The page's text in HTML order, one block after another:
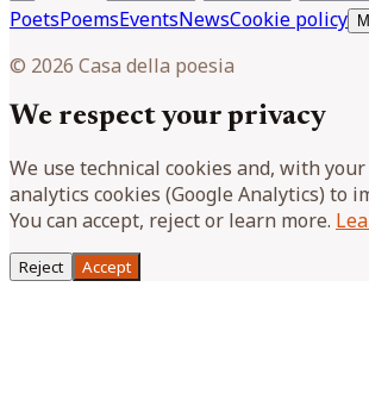
PoetsPoemsEventsNewsCookie policy
© 2026 Casa della poesia
We respect your privacy
We use technical cookies and, with
analytics cookies (Google Analytics) to
You can accept, reject or learn more.
Reject Accept